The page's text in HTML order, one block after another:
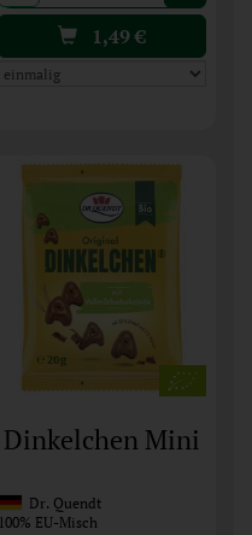
1,49€
Dinkelchen Mini
Dr. Quendt
100% EU-Misch